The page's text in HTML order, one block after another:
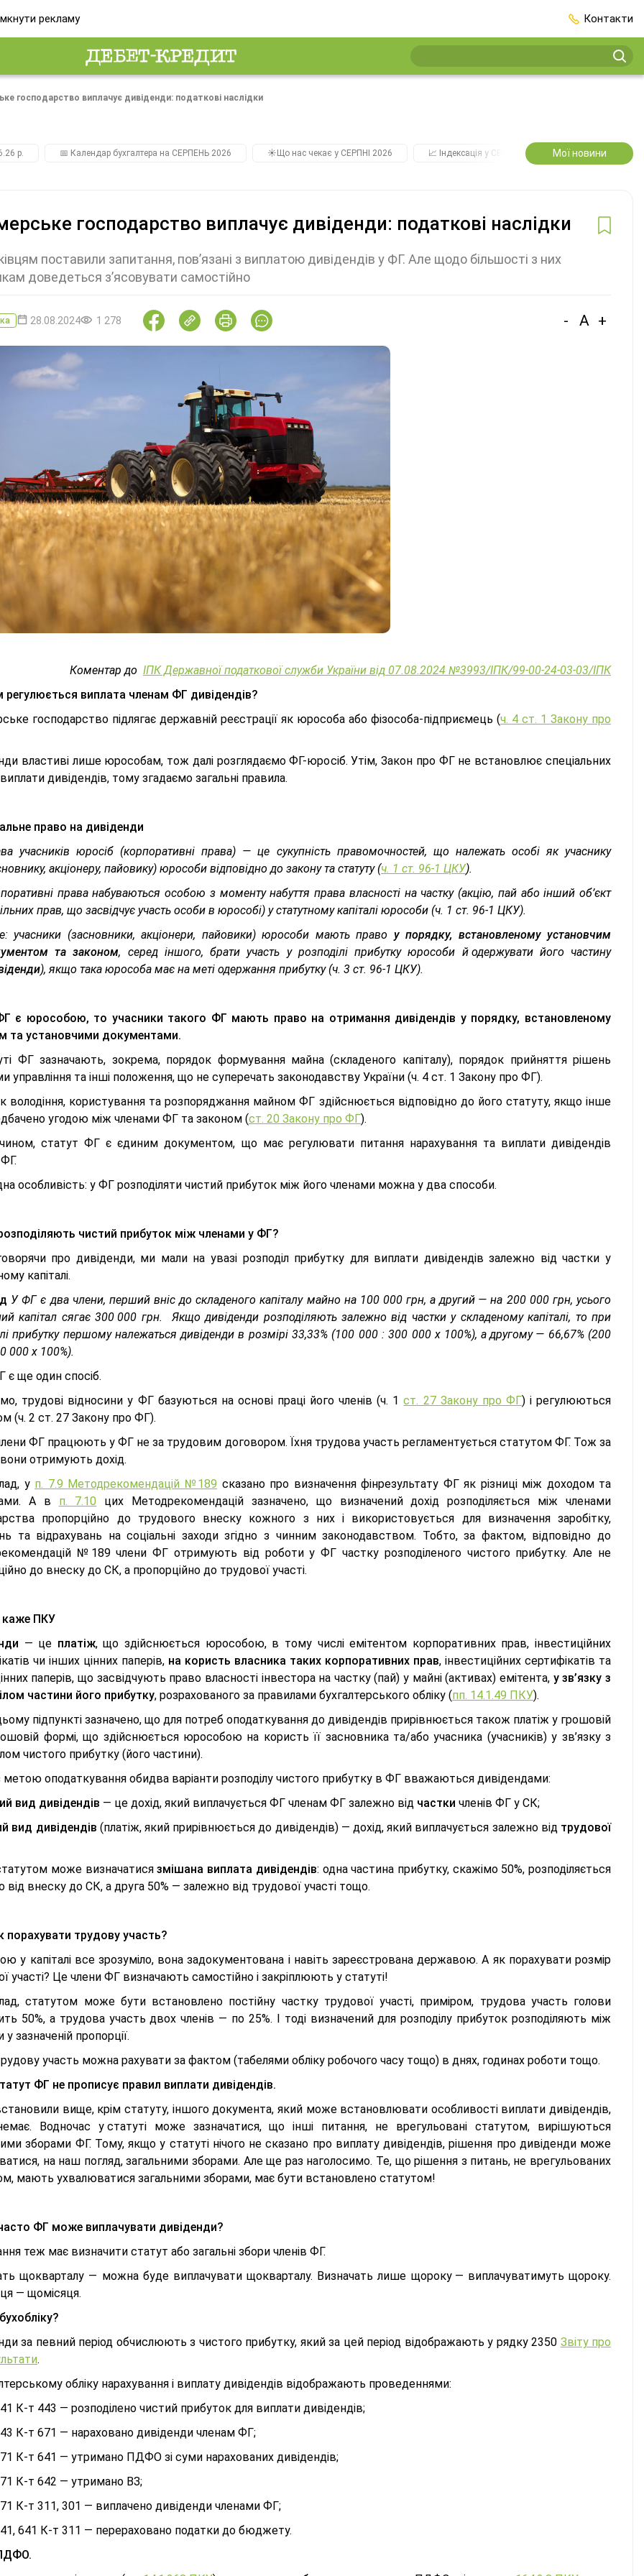
рекламу Контакти
господарство виплачує дивіденди: податкові наслідки
р. 📅 Календар бухгалтера на СЕРПЕНЬ 2026 ☀️Що нас чекає у СЕРПНІ 2026 📈 Індексація у СЕРПНІ 2️⃣0️⃣2️⃣7️⃣ Усі
Мої новини
господарство виплачує дивіденди: податкові наслідки
поставили запитання, пов’язані з виплатою дивідендів у ФГ. Але щодо більшості з них
доведеться з’ясовувати самостійно
28.08.2024 1 278 - A +
Коментар до ІПК Державної податкової служби України від 07.08.2024 №3993/ІПК/99-00-24-03-03/ІПК
регулюється виплата членам ФГ дивідендів?
господарство підлягає державній реєстрації як юрособа або фізособа-підприємець (ч. 4 ст. 1 Закону про
властиві лише юрособам, тож далі розглядаємо ФГ-юросіб. Утім, Закон про ФГ не встановлює спеціальних
дивідендів, тому згадаємо загальні правила.
право на дивіденди
учасників юросіб (корпоративні права) — це сукупність правомочностей, що належать особі як учаснику
акціонеру, пайовику) юрособи відповідно до закону та статуту (ч. 1 ст. 96-1 ЦКУ).
права набуваються особою з моменту набуття права власності на частку (акцію, пай або інший об’єкт
прав, що засвідчує участь особи в юрособі) у статутному капіталі юрособи (ч. 1 ст. 96-1 ЦКУ).
учасники (засновники, акціонери, пайовики) юрособи мають право у порядку, встановленому установчим
та законом, серед іншого, брати участь у розподілі прибутку юрособи й одержувати його частину
), якщо така юрособа має на меті одержання прибутку (ч. 3 ст. 96-1 ЦКУ).
є юрособою, то учасники такого ФГ мають право на отримання дивідендів у порядку, встановленому
та установчими документами.
ФГ зазначають, зокрема, порядок формування майна (складеного капіталу), порядок прийняття рішень
управління та інші положення, що не суперечать законодавству України (ч. 4 ст. 1 Закону про ФГ).
володіння, користування та розпоряджання майном ФГ здійснюється відповідно до його статуту, якщо інше
угодою між членами ФГ та законом (ст. 20 Закону про ФГ).
статут ФГ є єдиним документом, що має регулювати питання нарахування та виплати дивідендів
особливість: у ФГ розподіляти чистий прибуток між його членами можна у два способи.
чистий прибуток між членами у ФГ?
про дивіденди, ми мали на увазі розподіл прибутку для виплати дивідендів залежно від частки у
капіталі.
У ФГ є два члени, перший вніс до складеного капіталу майно на 100 000 грн, а другий — на 200 000 грн, усього
капітал сягає 300 000 грн. Якщо дивіденди розподіляють залежно від частки у складеному капіталі, то при
прибутку першому належаться дивіденди в розмірі 33,33% (100 000 : 300 000 х 100%), а другому — 66,67% (200
000 х 100%).
є ще один спосіб.
трудові відносини у ФГ базуються на основі праці його членів (ч. 1ст. 27 Закону про ФГ) і регулюються
(ч. 2 ст. 27 Закону про ФГ).
ФГ працюють у ФГ не за трудовим договором. Їхня трудова участь регламентується статутом ФГ. Тож за
отримують дохід.
у п. 7.9 Методрекомендацій №189 сказано про визначення фінрезультату ФГ як різниці між доходом та
А в п. 7.10 цих Методрекомендацій зазначено, що визначений дохід розподіляється між членами
пропорційно до трудового внеску кожного з них і використовується для визначення заробітку,
та відрахувань на соціальні заходи згідно з чинним законодавством. Тобто, за фактом, відповідно до
№189 члени ФГ отримують від роботи у ФГ частку розподіленого чистого прибутку. Але не
до внеску до СК, а пропорційно до трудової участі.
ПКУ
— це платіж, що здійснюється юрособою, в тому числі емітентом корпоративних прав, інвестиційних
чи інших цінних паперів, на користь власника таких корпоративних прав, інвестиційних сертифікатів та
паперів, що засвідчують право власності інвестора на частку (пай) у майні (активах) емітента, у зв’язку з
частини його прибутку, розрахованого за правилами бухгалтерського обліку (пп. 14.1.49 ПКУ).
підпункті зазначено, що для потреб оподаткування до дивідендів прирівнюється також платіж у грошовій
формі, що здійснюється юрособою на користь її засновника та/або учасника (учасників) у зв’язку з
чистого прибутку (його частини).
метою оподаткування обидва варіанти розподілу чистого прибутку в ФГ вважаються дивідендами:
вид дивідендів — це дохід, який виплачується ФГ членам ФГ залежно від частки членів ФГ у СК;
вид дивідендів (платіж, який прирівнюється до дивідендів) — дохід, який виплачується залежно від трудової
може визначатисязмішана виплата дивідендів: одна частина прибутку, скажімо 50%, розподіляється
від внеску до СК, а друга 50% — залежно від трудової участі тощо.
порахувати трудову участь?
у капіталі все зрозуміло, вона задокументована і навіть зареєстрована державою. А як порахувати розмір
участі? Це члени ФГ визначають самостійно і закріплюють у статуті!
статутом може бути встановлено постійну частку трудової участі, приміром, трудова участь голови
50%, а трудова участь двох членів — по 25%. І тоді визначений для розподілу прибуток розподіляють між
зазначеній пропорції.
участь можна рахувати за фактом (табелями обліку робочого часу тощо) в днях, годинах роботи тощо.
ФГ не прописує правил виплати дивідендів.
вище, крім статуту, іншого документа, який може встановлювати особливості виплати дивідендів,
Водночас у статуті може зазначатися, що інші питання, не врегульовані статутом, вирішуються
зборами ФГ. Тому, якщо у статуті нічого не сказано про виплату дивідендів, рішення про дивіденди може
на наш погляд, загальними зборами. Але ще раз наголосимо. Те, що рішення з питань, не врегульованих
мають ухвалюватися загальними зборами, має бути встановлено статутом!
ФГ може виплачувати дивіденди?
теж має визначити статут або загальні збори членів ФГ.
щокварталу — можна буде виплачувати щокварталу. Визначать лише щороку — виплачуватимуть щороку.
— щомісяця.
за певний період обчислюють з чистого прибутку, який за цей період відображають у рядку 2350 Звіту про
.
обліку нарахування і виплату дивідендів відображають проведеннями:
К-т 443 — розподілено чистий прибуток для виплати дивідендів;
К-т 671 — нараховано дивіденди членам ФГ;
К-т 641 — утримано ПДФО зі суми нарахованих дивідендів;
К-т 642 — утримано ВЗ;
К-т 311, 301 — виплачено дивіденди членами ФГ;
641 К-т 311 — перераховано податки до бюджету.